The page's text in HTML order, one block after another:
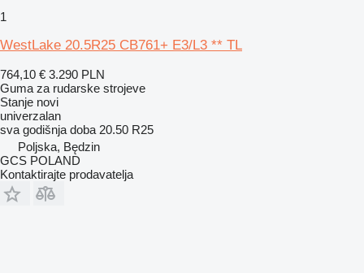
1
WestLake 20.5R25 CB761+ E3/L3 ** TL
764,10 € 3.290 PLN
Guma za rudarske strojeve
Stanje novi
univerzalan
sva godišnja doba 20.50 R25
Poljska, Będzin
GCS POLAND
Kontaktirajte prodavatelja